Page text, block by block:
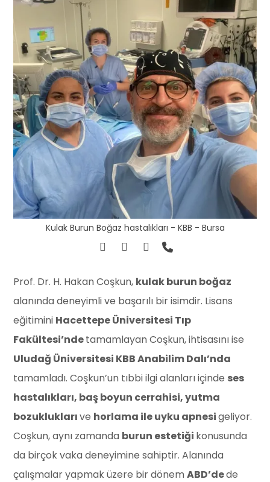
Kulak Burun Boğaz hastalıkları - KBB - Bursa
Prof. Dr. H. Hakan Coşkun, kulak burun boğaz
alanında deneyimli ve başarılı bir isimdir. Lisans
eğitimini Hacettepe Üniversitesi Tıp
Fakültesi’ndetamamlayan Coşkun, ihtisasını ise
Uludağ Üniversitesi KBB Anabilim Dalı’nda
tamamladı. Coşkun’un tıbbi ilgi alanları içinde ses
hastalıkları, baş boyun cerrahisi, yutma
bozukluklarıve horlama ile uyku apnesigeliyor.
Coşkun, aynı zamanda burun estetiği konusunda
da birçok vaka deneyimine sahiptir. Alanında
çalışmalar yapmak üzere bir dönemABD’dede